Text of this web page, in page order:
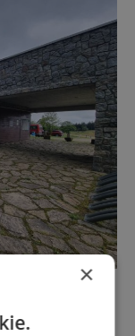
významnou
×